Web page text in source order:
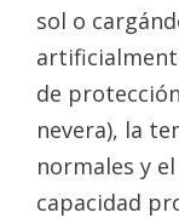
sol o
de
nevera), la
normales y
capacidad